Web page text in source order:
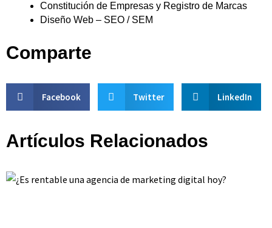
Constitución de Empresas y Registro de Marcas
Diseño Web – SEO / SEM
Comparte
Facebook Twitter LinkedIn
Artículos Relacionados